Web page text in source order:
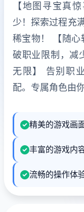
【地图寻宝真
少！探索过程充
稀宝物！ 【随心
破职业限制，减
无限】 告别职
配。专属角色由
精美的游戏画
丰富的游戏内
流畅的操作体